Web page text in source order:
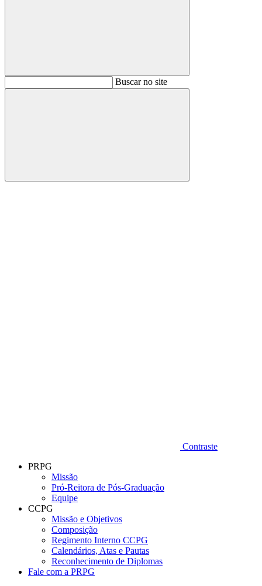
BuscarBuscar no site
Buscar
Contraste
PRPG
Missão
Pró-Reitora de Pós-Graduação
Equipe
CCPG
Missão e Objetivos
Composição
Regimento Interno CCPG
Calendários, Atas e Pautas
Reconhecimento de Diplomas
Fale com a PRPG